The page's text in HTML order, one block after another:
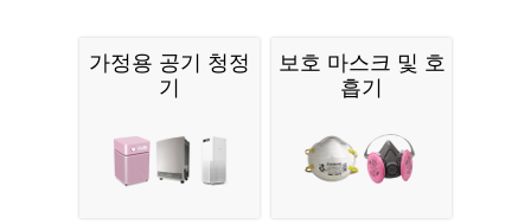
가정용 공기 청정
기
보호 마스크 및 호
흡기